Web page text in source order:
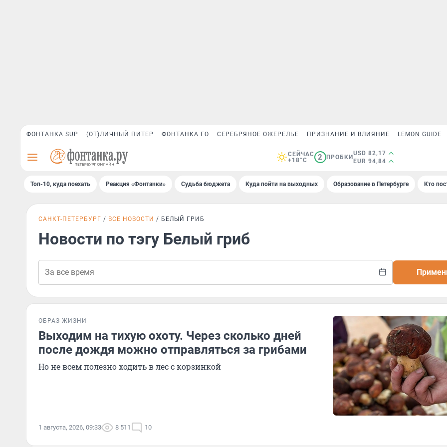
ФОНТАНКА SUP (ОТ)ЛИЧНЫЙ ПИТЕР ФОНТАНКА ГО СЕРЕБРЯНОЕ ОЖЕРЕЛЬЕ ПРИЗНАНИЕ И ВЛИЯНИЕ LEMON GUIDE
СЕЙЧАС
+18°C
2 ПРОБКИ
USD 82,17
EUR 94,84
Топ-10, куда поехать Реакция «Фонтанки» Судьба бюджета Куда пойти на выходных Образование в Петербурге Кто
САНКТ-ПЕТЕРБУРГ ВСЕ НОВОСТИ БЕЛЫЙ ГРИБ
Новости по тэгу Белый гриб
ОБРАЗ ЖИЗНИ
Выходим на тихую охоту. Через сколько дней
после дождя можно отправляться за грибами
Но не всем полезно ходить в лес с корзинкой
1 августа, 2026, 09:33 8 511 10